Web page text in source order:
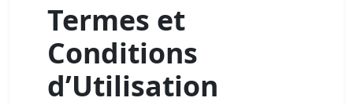
Termes et
Conditions
d’Utilisation